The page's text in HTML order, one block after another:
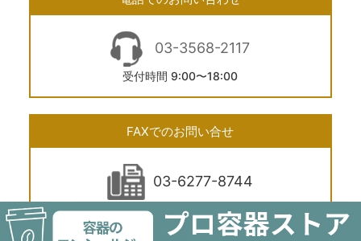
03-3568-2117
受付時間 9:00〜18:00
FAXでのお問い合せ
03-6277-8744
24時間受付